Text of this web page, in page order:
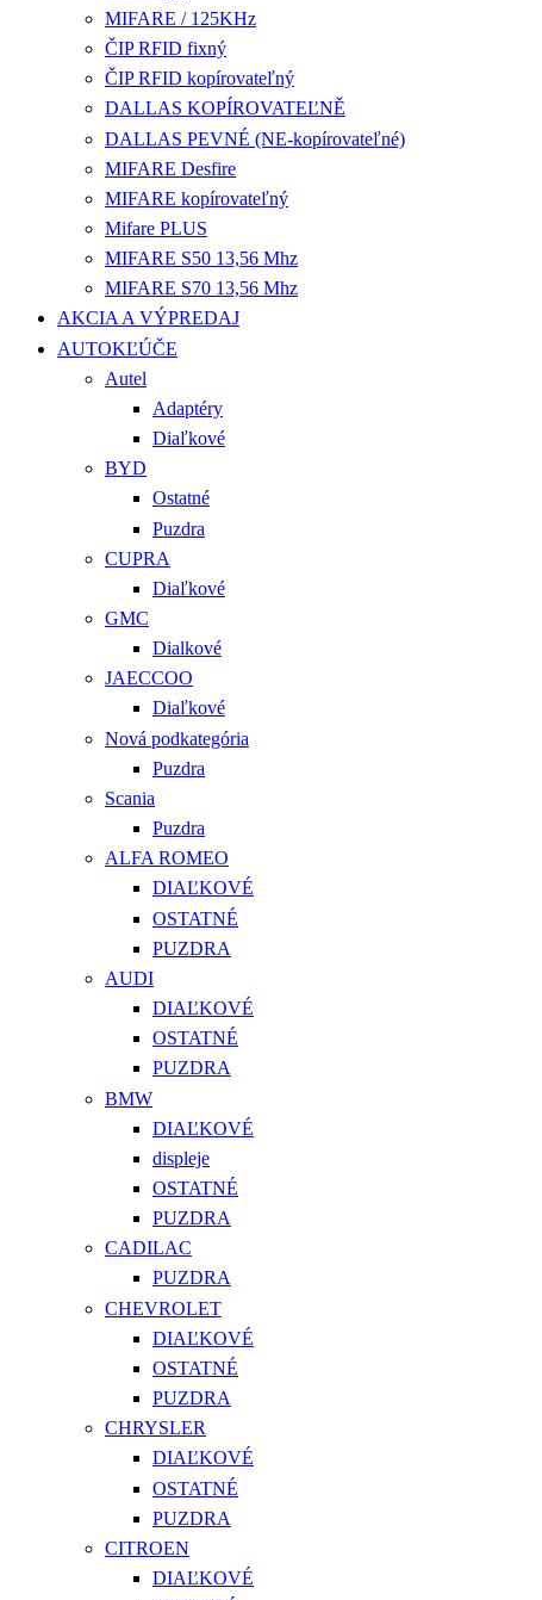
MIFARE / 125KHz
ČIP RFID fixný
ČIP RFID kopírovateľný
DALLAS KOPÍROVATEĽNĚ
DALLAS PEVNÉ (NE-kopírovateľné)
MIFARE Desfire
MIFARE kopírovateľný
Mifare PLUS
MIFARE S50 13,56 Mhz
MIFARE S70 13,56 Mhz
AKCIA A VÝPREDAJ
AUTOKĽÚČE
Autel
Adaptéry
Diaľkové
BYD
Ostatné
Puzdra
CUPRA
Diaľkové
GMC
Dialkové
JAECCOO
Diaľkové
Nová podkategória
Puzdra
Scania
Puzdra
ALFA ROMEO
DIAĽKOVÉ
OSTATNÉ
PUZDRA
AUDI
DIAĽKOVÉ
OSTATNÉ
PUZDRA
BMW
DIAĽKOVÉ
displeje
OSTATNÉ
PUZDRA
CADILAC
PUZDRA
CHEVROLET
DIAĽKOVÉ
OSTATNÉ
PUZDRA
CHRYSLER
DIAĽKOVÉ
OSTATNÉ
PUZDRA
CITROEN
DIAĽKOVÉ